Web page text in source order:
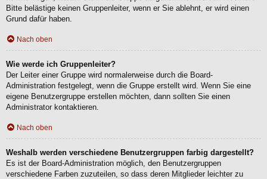
Bitte belästige keinen Gruppenleiter, wenn er Sie ablehnt, er wird einen
Grund dafür haben.
Nach oben
Wie werde ich Gruppenleiter?
Der Leiter einer Gruppe wird normalerweise durch die Board-
Administration festgelegt, wenn die Gruppe erstellt wird. Wenn Sie eine
eigene Benutzergruppe erstellen möchten, dann sollten Sie einen
Administrator kontaktieren.
Nach oben
Weshalb werden verschiedene Benutzergruppen farbig dargestellt?
Es ist der Board-Administration möglich, den Benutzergruppen
verschiedene Farben zuzuteilen, so dass deren Mitglieder leichter zu